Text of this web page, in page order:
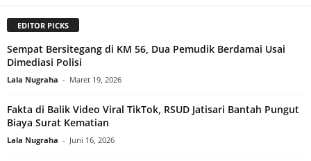
EDITOR PICKS
Sempat Bersitegang di KM 56, Dua Pemudik Berdamai Usai
Dimediasi Polisi
Lala Nugraha - Maret 19, 2026
Fakta di Balik Video Viral TikTok, RSUD Jatisari Bantah Pungut
Biaya Surat Kematian
Lala Nugraha - Juni 16, 2026